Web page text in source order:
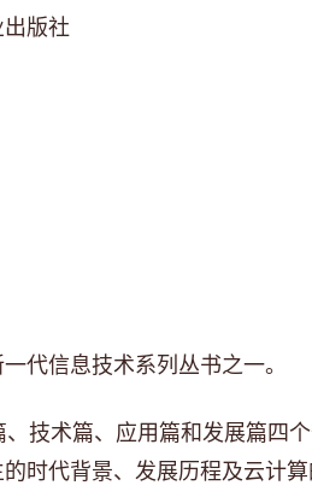
版社
代信息技术系列丛书之一。
技术篇、应用篇和发展篇四
时代背景、发展历程及云计